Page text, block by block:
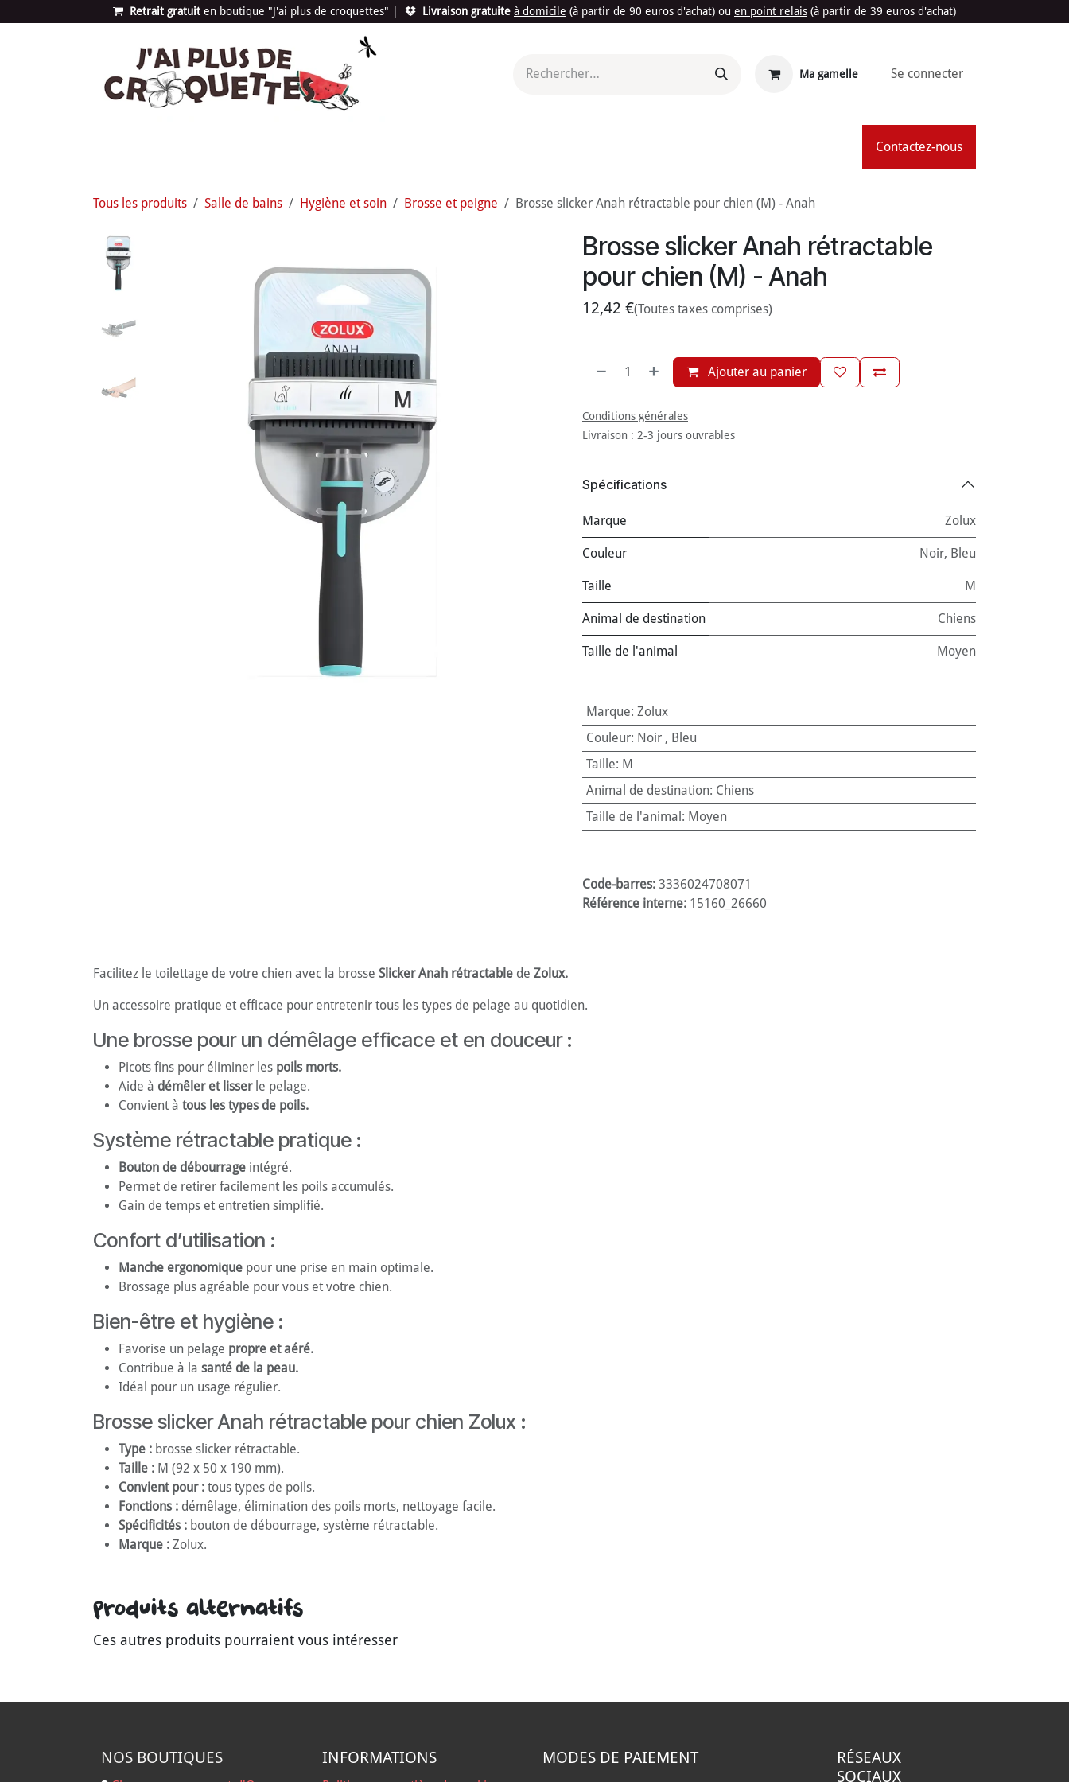
Se rendre au contenu Retrait gratuit en bou​​​​​​tique "J'ai plus de croquettes" Livraison gratuite à domicile (à partir de 90 euros d'achat) ou en point relais (à partir de 39 euros d'achat)
Ma gamelle Se connecter
Contactez-nous
Tous les produits Salle de bains Hygiène et soin Brosse et peigne Brosse slicker Anah rétractable pour chien (M) - Anah
Brosse slicker Anah rétractable
pour chien (M) - Anah
12,42 €(Toutes taxes comprises)
Ajouter au panier
Conditions générales
Livraison : 2-3 jours ouvrables
Spécifications
Marque Zolux
Couleur Noir, Bleu
Taille M
Animal de destination Chiens
Taille de l'animal Moyen
Marque: Zolux
Couleur: Noir, Bleu
Taille: M
Animal de destination: Chiens
Taille de l'animal : Moyen
Code-barres: 3336024708071
Référence interne: 15160_26660
Facilitez le toilettage de votre chien avec la brosse Slicker Anah rétractable de Zolux.
Un accessoire pratique et efficace pour entretenir tous les types de pelage au quotidien.
Une brosse pour un démêlage efficace et en douceur :
Picots fins pour éliminer les poils morts.
Aide à démêler et lisserle pelage.
Convient à tous les types de poils.
Système rétractable pratique :
Bouton de débourrage intégré.
Permet de retirer facilement les poils accumulés.
Gain de temps et entretien simplifié.
Confort d’utilisation :
Manche ergonomique pour une prise en main optimale.
Brossage plus agréable pour vous et votre chien.
Bien-être et hygiène :
Favorise un pelage propre et aéré.
Contribue à la santé de la peau.
Idéal pour un usage régulier.
Brosse slicker Anah rétractable pour chien Zolux :
Type : brosse slicker rétractable.
Taille : M (92 x 50 x 190 mm).
Convient pour : tous types de poils.
Fonctions : démêlage, élimination des poils morts, nettoyage facile.
Spécificités : bouton de débourrage, système rétractable.
Marque : Zolux.
Produits alternatifs
Ces autres produits pourraient vous intéresser
NOS BOUTIQUES INFORMATIONS
RÉSEAUX
SOCIAUX
MODES DE PAIEMENT